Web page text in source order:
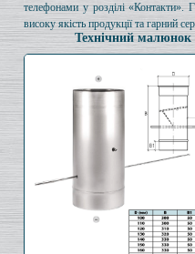
телефонами у розділі «Контакти».
високу якість продукції та гарний
Технічний малюнок